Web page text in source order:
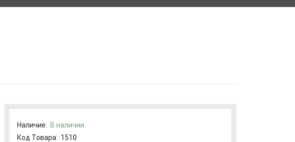
Наличие: В наличии
Код Товара: 1510